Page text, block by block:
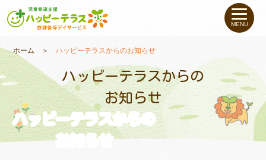
私たちについて
未就学のお子さま（０〜６才）
小学生〜高校生の お子さま
支援事例
MENU
ホーム ＞ハッピーテラスからのお知らせ
ハッピーテラスからの
お知らせ
ハッピーテラスからの
お知らせ